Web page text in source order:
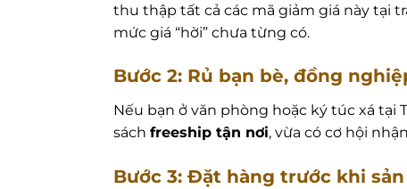
thu thập tất cả các mã giảm giá này tại
mức giá “hời” chưa từng có.
Bước 2: Rủ bạn bè, đồng
Nếu bạn ở văn phòng hoặc ký túc xá
sách freeship tận nơi, vừa có cơ hội
Bước 3: Đặt hàng trước khi sản